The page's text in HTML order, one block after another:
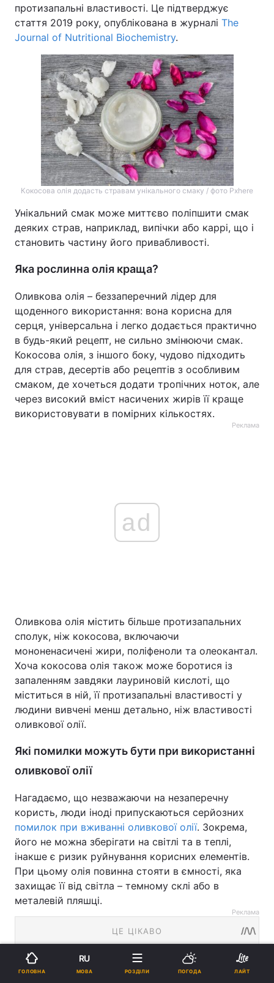
протизапальні властивості. Це підтверджує
стаття 2019 року, опублікована в журналі The
Journal of Nutritional Biochemistry.
Кокосова олія додасть стравам унікального смаку / фото Pxhere
Унікальний смак може миттєво поліпшити смак
деяких страв, наприклад, випічки або каррі, що і
становить частину його привабливості.
Яка рослинна олія краща?
Оливкова олія – беззаперечний лідер для
щоденного використання: вона корисна для
серця, універсальна і легко додається практично
в будь-який рецепт, не сильно змінюючи смак.
Кокосова олія, з іншого боку, чудово підходить
для страв, десертів або рецептів з особливим
смаком, де хочеться додати тропічних ноток, але
через високий вміст насичених жирів її краще
використовувати в помірних кількостях.
Реклама
ad
Оливкова олія містить більше протизапальних
сполук, ніж кокосова, включаючи
мононенасичені жири, поліфеноли та олеокантал.
Хоча кокосова олія також може боротися із
запаленням завдяки лауриновій кислоті, що
міститься в ній, її протизапальні властивості у
людини вивчені менш детально, ніж властивості
оливкової олії.
Які помилки можуть бути при використанні
оливкової олії
Нагадаємо, що незважаючи на незаперечну
користь, люди іноді припускаються серйозних
помилок при вживанні оливкової олії. Зокрема,
його не можна зберігати на світлі та в теплі,
інакше є ризик руйнування корисних елементів.
При цьому олія повинна стояти в ємності, яка
захищає її від світла – темному склі або в
металевій пляшці.
Реклама
ГОЛОВНА
RU
МОВА РОЗДІЛИ ПОГОДА ЛАЙТ